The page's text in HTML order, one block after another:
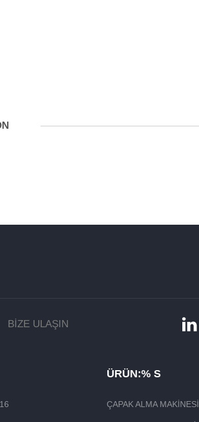
BİZE ULAŞIN
ÜRÜN:% S
ÇAPAK ALMA MAKINESI